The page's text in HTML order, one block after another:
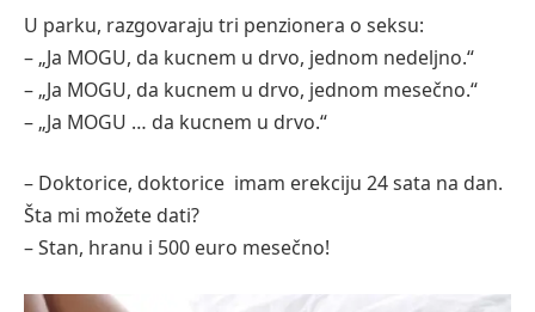
U parku, razgovaraju tri penzionera o seksu:
– „Ja MOGU, da kucnem u drvo, jednom nedeljno.“
– „Ja MOGU, da kucnem u drvo, jednom mesečno.“
– „Ja MOGU … da kucnem u drvo.“
– Doktorice, doktorice imam erekciju 24 sata na dan.
Šta mi možete dati?
– Stan, hranu i 500 euro mesečno!